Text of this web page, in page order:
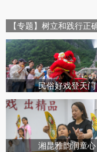
民俗好戏登天门
湘昆雅韵润童心